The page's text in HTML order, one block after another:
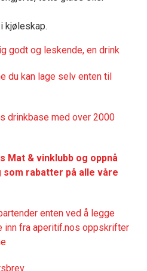
kjøleskap.
godt og leskende, en drink
du kan lage selv enten til
drinkbase med over 2000
Mat & vinklubb og oppnå
rabatter på alle våre
enten ved å legge
inn fra aperitif.nos oppskrifter